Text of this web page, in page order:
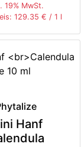
19% MwSt.
129.35 € / 1 l
Hanf